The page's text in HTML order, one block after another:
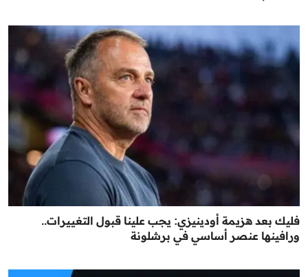
فليك بعد هزيمة أودينيزي: يجب علينا قبول التغييرات..
ورافينها عنصر أساسي في برشلونة